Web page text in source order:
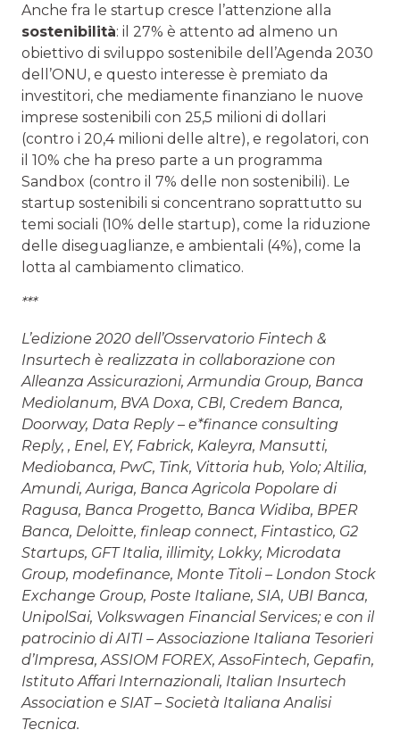
Anche fra le startup cresce l’attenzione alla
sostenibilità: il 27% è attento ad almeno un
obiettivo di sviluppo sostenibile dell’Agenda 2030
dell’ONU, e questo interesse è premiato da
investitori, che mediamente finanziano le nuove
imprese sostenibili con 25,5 milioni di dollari
(contro i 20,4 milioni delle altre), e regolatori, con
il 10% che ha preso parte a un programma
Sandbox (contro il 7% delle non sostenibili). Le
startup sostenibili si concentrano soprattutto su
temi sociali (10% delle startup), come la riduzione
delle diseguaglianze, e ambientali (4%), come la
lotta al cambiamento climatico.
***
L’edizione 2020 dell’Osservatorio Fintech &
Insurtech è realizzata in collaborazione con
Alleanza Assicurazioni, Armundia Group, Banca
Mediolanum, BVA Doxa, CBI, Credem Banca,
Doorway, Data Reply – e*finance consulting
Reply, , Enel, EY, Fabrick, Kaleyra, Mansutti,
Mediobanca, PwC, Tink, Vittoria hub, Yolo; Altilia,
Amundi, Auriga, Banca Agricola Popolare di
Ragusa, Banca Progetto, Banca Widiba, BPER
Banca, Deloitte, finleap connect, Fintastico, G2
Startups, GFT Italia, illimity, Lokky, Microdata
Group, modefinance, Monte Titoli – London Stock
Exchange Group, Poste Italiane, SIA, UBI Banca,
UnipolSai, Volkswagen Financial Services; e con il
patrocinio di AITI – Associazione Italiana Tesorieri
d’Impresa, ASSIOM FOREX, AssoFintech, Gepafin,
Istituto Affari Internazionali, Italian Insurtech
Association e SIAT – Società Italiana Analisi
Tecnica.